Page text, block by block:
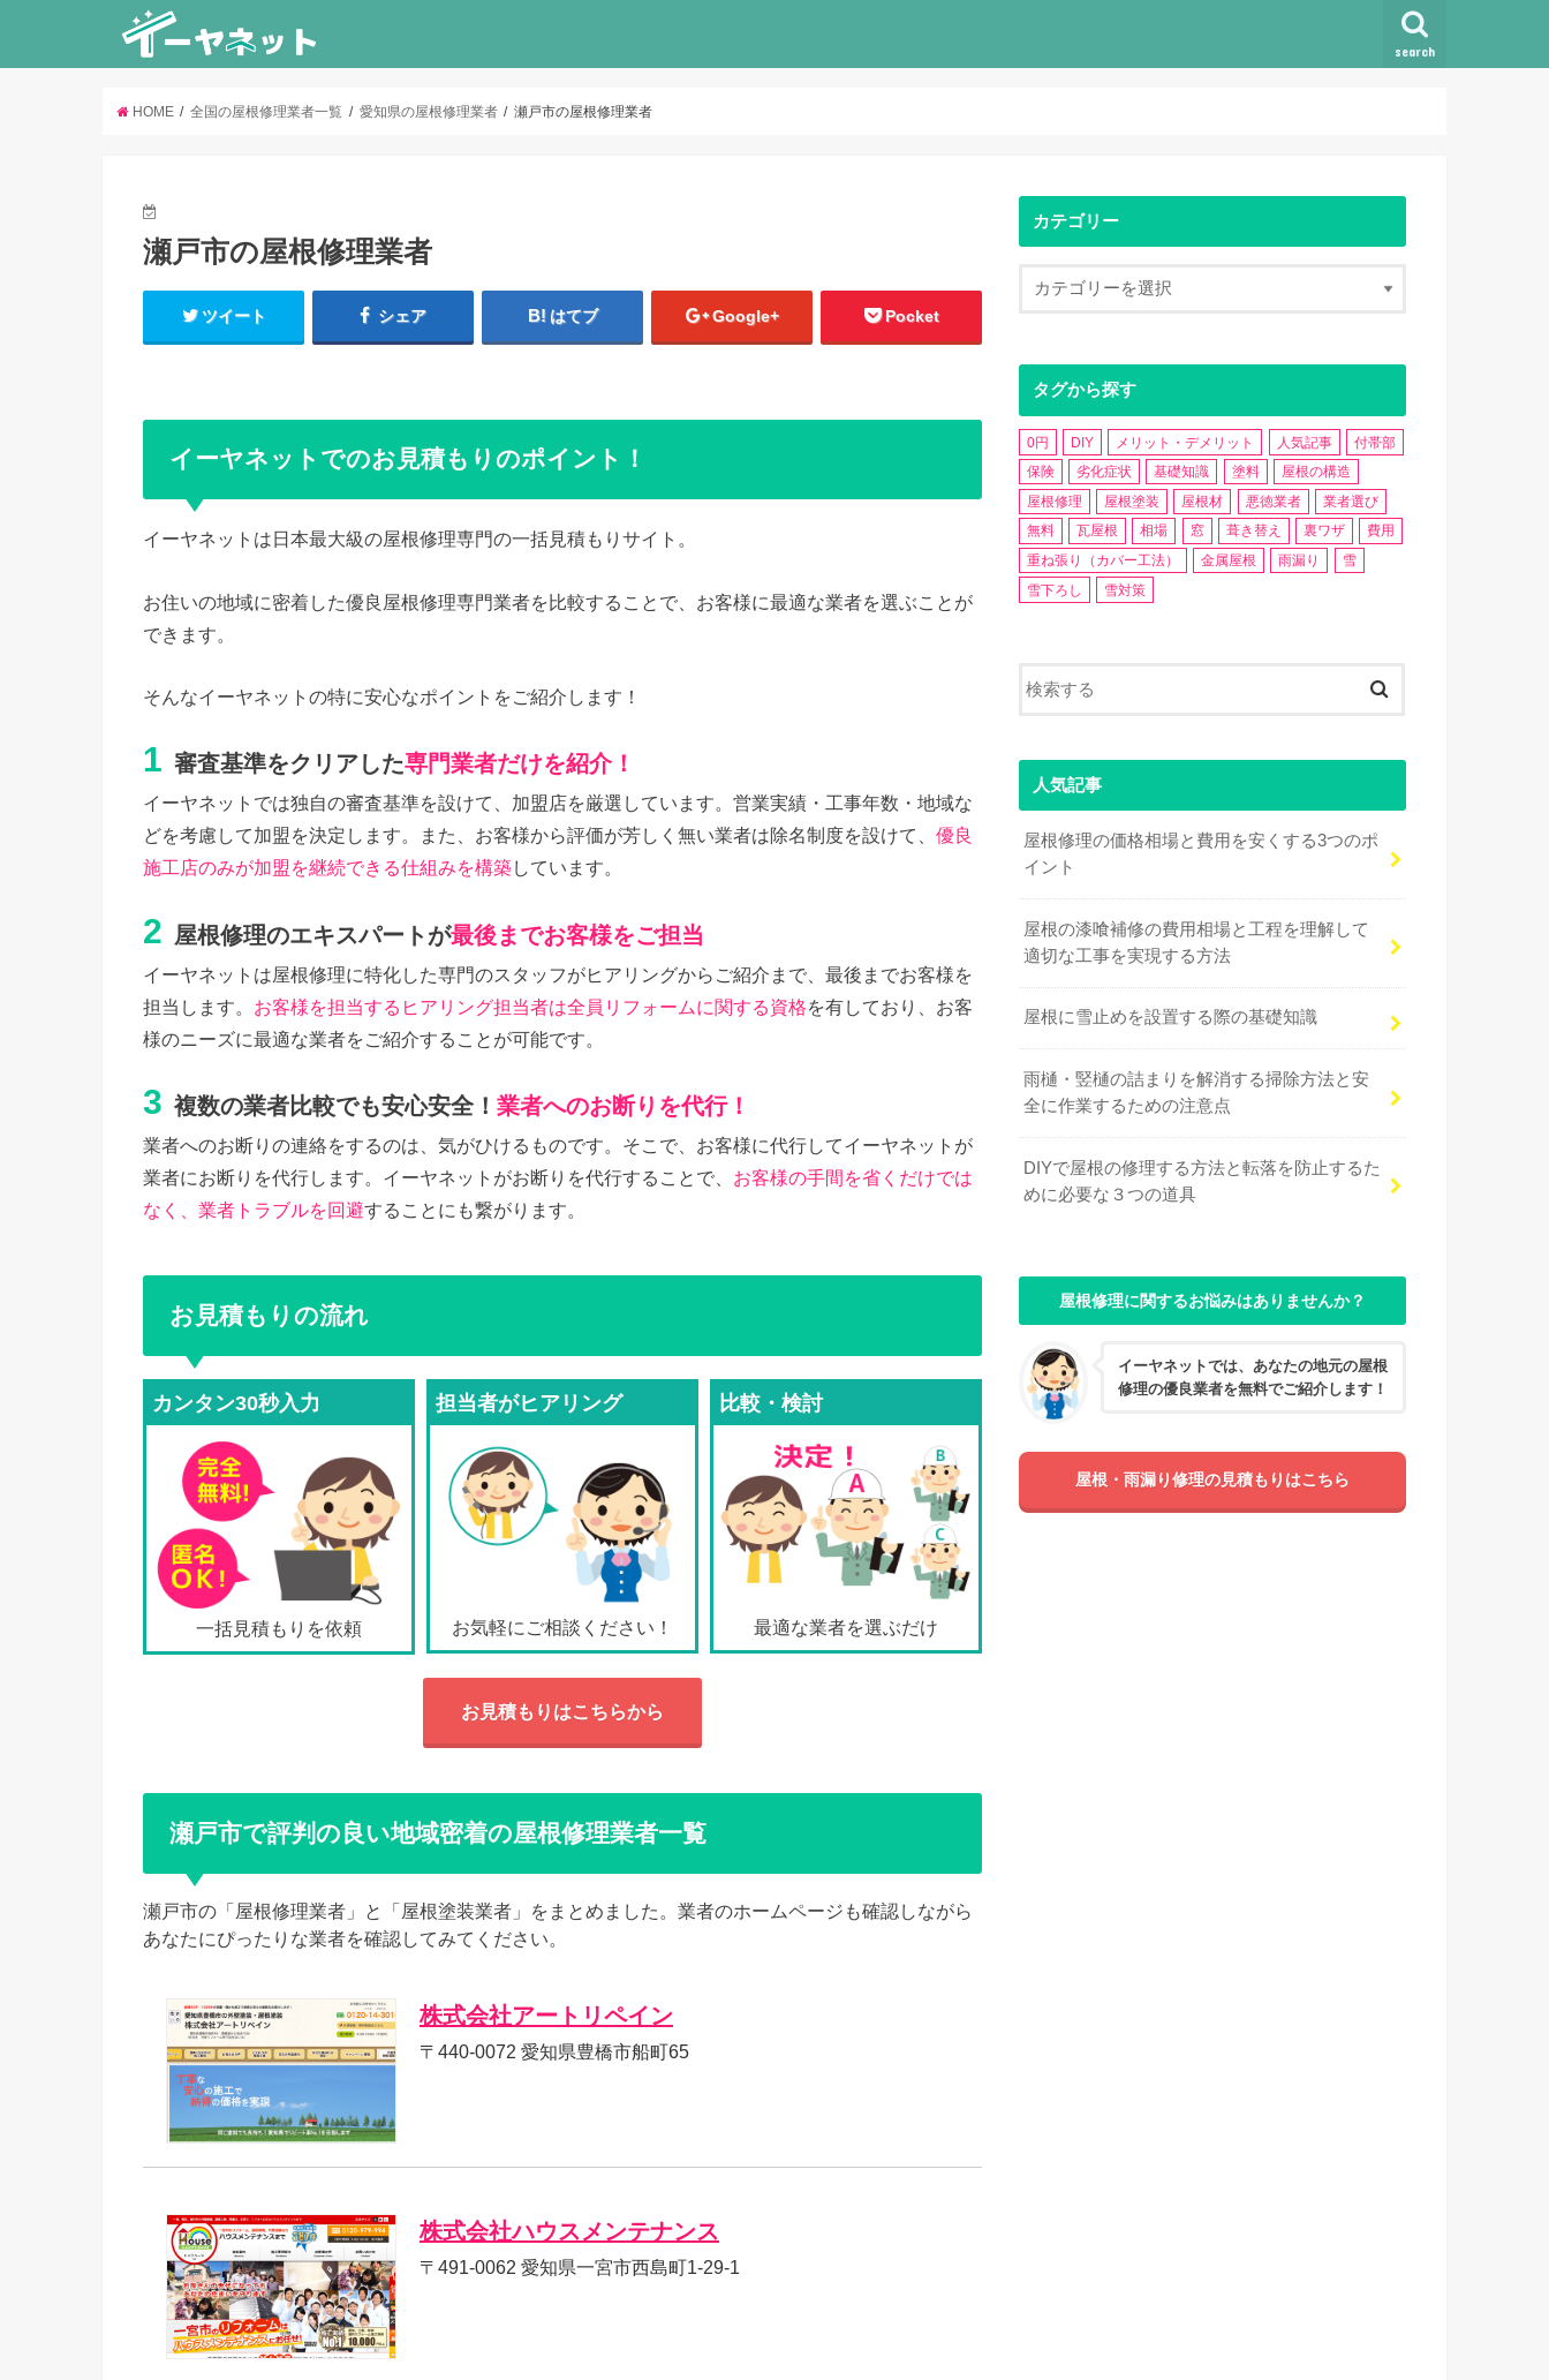
search
HOME 全国の屋根修理業者一覧 愛知県の屋根修理業者 瀬戸市の屋根修理業者
瀬戸市の屋根修理業者
ツイート シェア はてブ Google+ Pocket
イーヤネットでのお見積もりのポイント！
イーヤネットは日本最大級の屋根修理専門の一括見積もりサイト。
お住いの地域に密着した優良屋根修理専門業者を比較することで、お客様に最適な業者を選ぶことが
できます。
そんなイーヤネットの特に安心なポイントをご紹介します！
1 審査基準をクリアした専門業者だけを紹介！
イーヤネットでは独自の審査基準を設けて、加盟店を厳選しています。営業実績・工事年数・地域な
どを考慮して加盟を決定します。また、お客様から評価が芳しく無い業者は除名制度を設けて、 優良
施工店のみが加盟を継続できる仕組みを構築しています。
2 屋根修理のエキスパートが最後までお客様をご担当
イーヤネットは屋根修理に特化した専門のスタッフがヒアリングからご紹介まで、最後までお客様を
担当します。 お客様を担当するヒアリング担当者は全員リフォームに関する資格を有しており、お客
様のニーズに最適な業者をご紹介することが可能です。
3 複数の業者比較でも安心安全！ 業者へのお断りを代行！
業者へのお断りの連絡をするのは、気がひけるものです。そこで、お客様に代行してイーヤネットが
業者にお断りを代行します。イーヤネットがお断りを代行することで、 お客様の手間を省くだけでは
なく、業者トラブルを回避することにも繋がります。
お見積もりの流れ
カンタン30秒入力
一括見積もりを依頼
担当者がヒアリング
お気軽にご相談ください！
比較・検討
最適な業者を選ぶだけ
お見積もりはこちらから
瀬戸市で評判の良い地域密着の屋根修理業者一覧
瀬戸市の「屋根修理業者」と「屋根塗装業者」をまとめました。業者のホームページも確認しながら
あなたにぴったりな業者を確認してみてください。
株式会社アートリペイン
〒440-0072 愛知県豊橋市船町65
株式会社ハウスメンテナンス
〒491-0062 愛知県一宮市西島町1-29-1
カテゴリー
タグから探す
0円 DIY メリット・デメリット 人気記事
付帯部
保険
劣化症状 基礎知識 塗料
屋根の構造
屋根修理
屋根塗装 屋根材 悪徳業者
業者選び
無料
瓦屋根 相場 窓 葺き替え 裏ワザ
費用
重ね張り（カバー工法）
金属屋根 雨漏り
雪
雪下ろし
雪対策
人気記事
屋根修理の価格相場と費用を安くする3つのポ
イント
屋根の漆喰補修の費用相場と工程を理解して
適切な工事を実現する方法
屋根に雪止めを設置する際の基礎知識
雨樋・竪樋の詰まりを解消する掃除方法と安
全に作業するための注意点
DIYで屋根の修理する方法と転落を防止するた
めに必要な３つの道具
屋根修理に関するお悩みはありませんか？
イーヤネットでは、あなたの地元の屋根
修理の優良業者を無料でご紹介します！
屋根・雨漏り修理の見積もりはこちら